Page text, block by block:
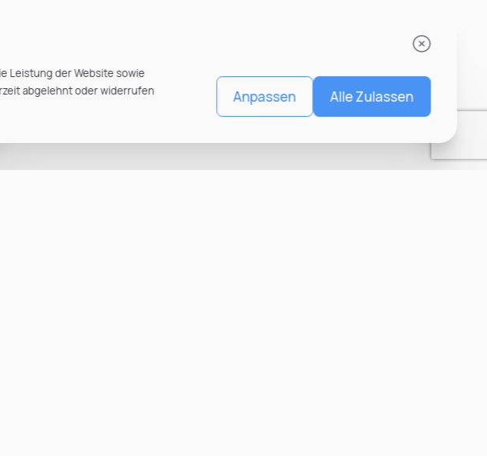
Leistung der Website sowie
abgelehnt oder widerrufen
Anpassen Alle Zulassen